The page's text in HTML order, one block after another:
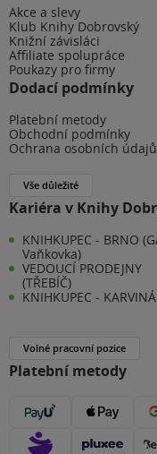
Akce a slevy
Klub Knihy Dobrovský
Knižní závisláci
Affiliate spolupráce
Poukazy pro firmy
Dodací podmínky
Platební metody
Obchodní podmínky
Ochrana osobních údajů
Vše důležité
Kariéra v Knihy
KNIHKUPEC - BRNO
Vaňkovka)
VEDOUCÍ PRODEJNY
(TŘEBÍČ)
KNIHKUPEC - KARVINÁ
Volné pracovní pozice
Platební metody